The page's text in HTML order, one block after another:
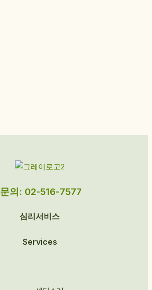
문의: 02-516-7577
심리서비스
Services